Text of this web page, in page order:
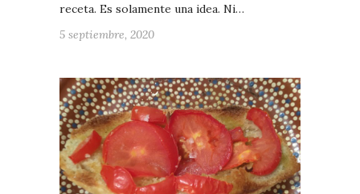
receta. Es solamente una idea. Ni…
5 septiembre, 2020